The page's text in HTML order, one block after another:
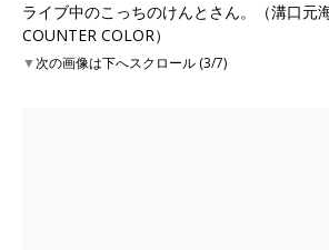
ライブ中のこっちのけんとさん。（溝口元
COUNTER COLOR）
▼次の画像は下へスクロール (3/7)